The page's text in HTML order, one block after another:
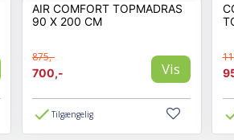
AIR COMFORT TOPMADRAS
90 X 200 CM
875,-
700,-
Vis
Tilgængelig